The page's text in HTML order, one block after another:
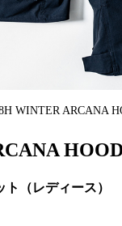
WINTER ARCANA
（レディース）